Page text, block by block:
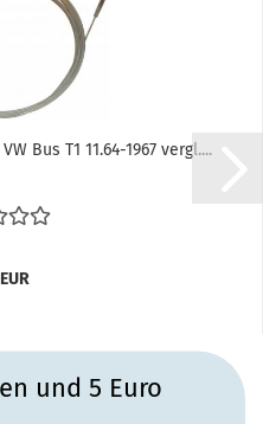
Bus T1 11.64-1967 vergl....
und 5 Euro